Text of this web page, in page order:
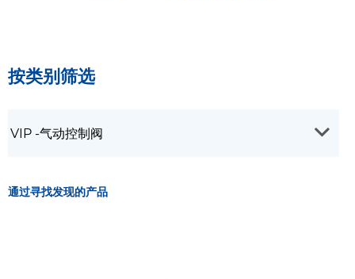
按类别筛选
通过寻找发现的产品